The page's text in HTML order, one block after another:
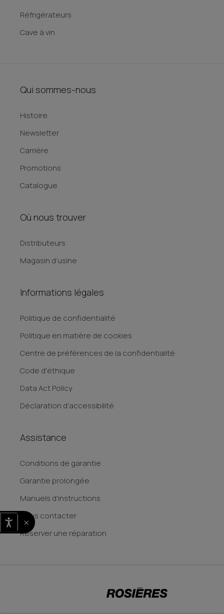
Réfrigérateurs
Cave à vin
Qui sommes-nous
Histoire
Newsletter
Carrière
Promotions
Catalogue
Où nous trouver
Distributeurs
Magasin d’usine
Informations légales
Politique de confidentialité
Politique en matière de cookies
Centre de préférences de la confidentialité
Code d'éthique
Data Act Policy
Déclaration d'accessibilité
Assistance
Conditions de garantie
Garantie prolongée
Manuels d'instructions
Nous contacter
Reserver une réparation
×